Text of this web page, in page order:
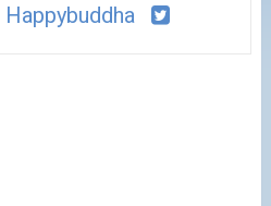
Happybuddha